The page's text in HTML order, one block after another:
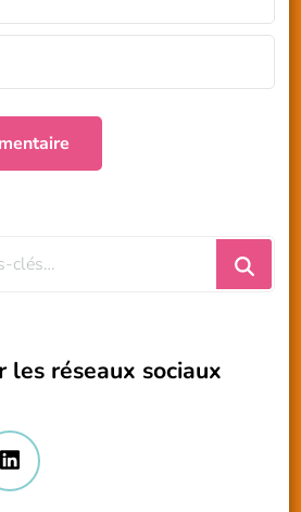
les réseaux sociaux